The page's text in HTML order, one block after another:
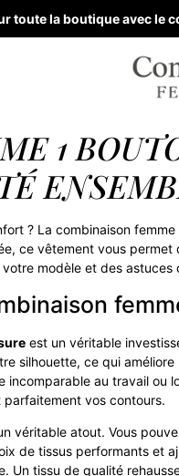
toute la boutique avec le
1
? La combinaison
ce vêtement vous
modèle et des astuces
est un véritable
silhouette, ce qui
au travail ou
vos contours.
véritable atout. Vous
de tissus performants et
Un tissu de qualité